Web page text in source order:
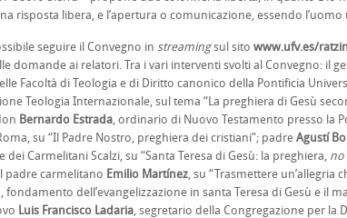
risposta libera, e l’apertura o comunicazione, essendo l’uomo
seguire il Convegno in streamingsul sito www.ufv.es/
domande ai relatori. Tra i vari interventi svolti al Convegno: il
Facoltà di Teologia e di Diritto canonico della Pontificia
Teologia Internazionale, sul tema “La preghiera di Gesù
Bernardo Estrada , ordinario di Nuovo Testamento presso la
su “Il Padre Nostro, preghiera dei cristiani”; padre Agustí
dei Carmelitani Scalzi, su “Santa Teresa di Gesù: la preghiera, no
padre carmelitano Emilio Martínez , su “Trasmettere un’allegria
fondamento dell’evangelizzazione in santa Teresa di Gesù e il
Luis Francisco Ladaria , segretario della Congregazione per la